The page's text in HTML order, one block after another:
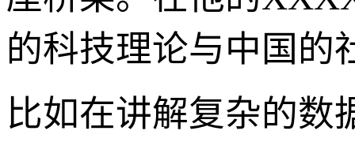
的科技理论与中国的
比如在讲解复杂的数